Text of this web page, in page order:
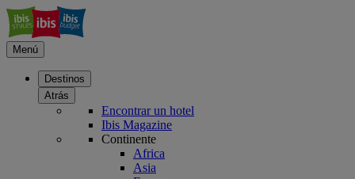
Menú
Destinos
Atrás
Encontrar un hotel
Ibis Magazine
Continente
Africa
Asia